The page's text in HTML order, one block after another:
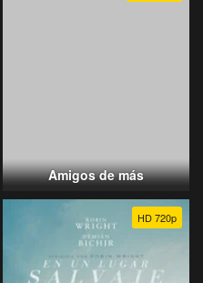
Amigos de más
HD 720p